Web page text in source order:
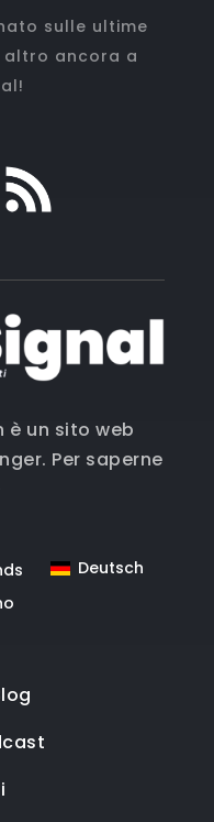
sulle ultime
altro ancora a
è un sito web
Per saperne
Deutsch